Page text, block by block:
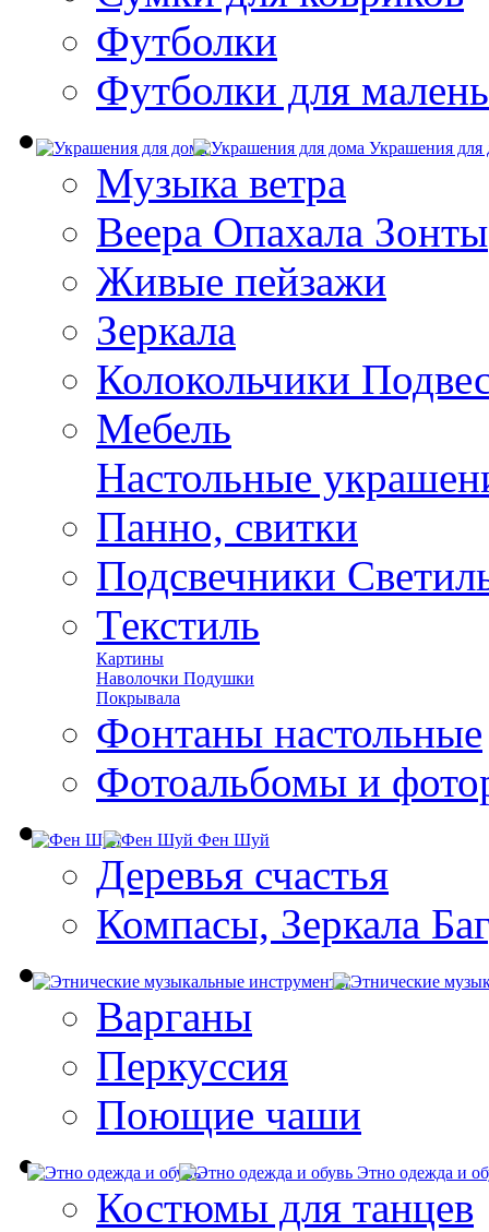
Футболки
Футболки для
Украшения для
Музыка ветра
Веера Опахала Зонты
Живые пейзажи
Зеркала
Колокольчики
Мебель
Настольные
Панно, свитки
Подсвечники
Текстиль
Картины
Наволочки Подушки
Покрывала
Фонтаны настольные
Фотоальбомы и
Фен Шуй
Деревья счастья
Компасы, Зеркала
Варганы
Перкуссия
Поющие чаши
Этно одежда и
Костюмы для танцев